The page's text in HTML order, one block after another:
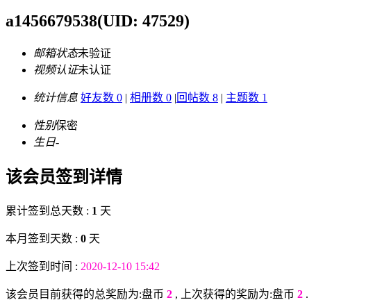
a1456679538(UID: 47529)
邮箱状态未验证
视频认证未认证
统计信息 好友数 0 | 相册数 0 |回帖数 8 | 主题数 1
性别保密
生日-
该会员签到详情
累计签到总天数 : 1 天
本月签到天数 : 0 天
上次签到时间 : 2020-12-10 15:42
该会员目前获得的总奖励为:盘币 2 , 上次获得的奖励为:盘币 2 .